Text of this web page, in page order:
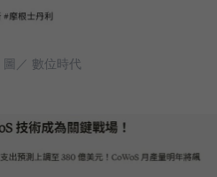
圖／ 數位時代